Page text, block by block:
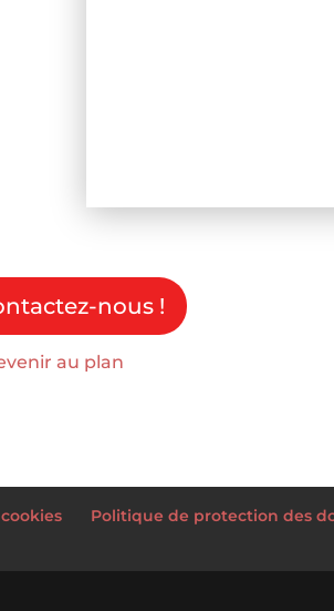
nous !
au plan
Politique de protection des